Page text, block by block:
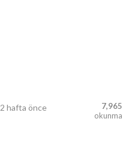
2 hafta önce
7,965
okunma